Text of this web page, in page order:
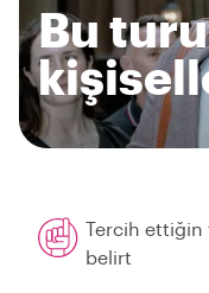
Bu
Tercih
belirt